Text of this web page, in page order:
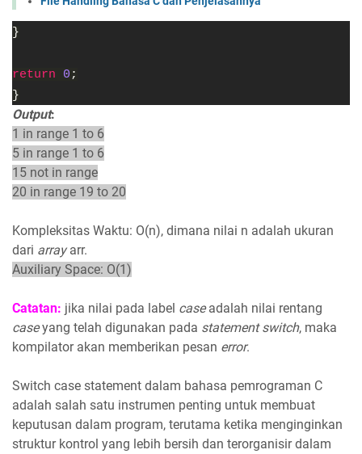
}
return 0 ;
}
Output:
1 in range 1 to 6
5 in range 1 to 6
15 not in range
20 in range 19 to 20
Kompleksitas Waktu: O(n), dimana nilai n adalah ukuran
dari arrayarr.
Auxiliary Space: O(1)
Catatan: jika nilai pada label caseadalah nilai rentang
caseyang telah digunakan pada statement switch, maka
kompilator akan memberikan pesan error.
Switch case statement dalam bahasa pemrograman C
adalah salah satu instrumen penting untuk membuat
keputusan dalam program, terutama ketika menginginkan
struktur kontrol yang lebih bersih dan terorganisir dalam